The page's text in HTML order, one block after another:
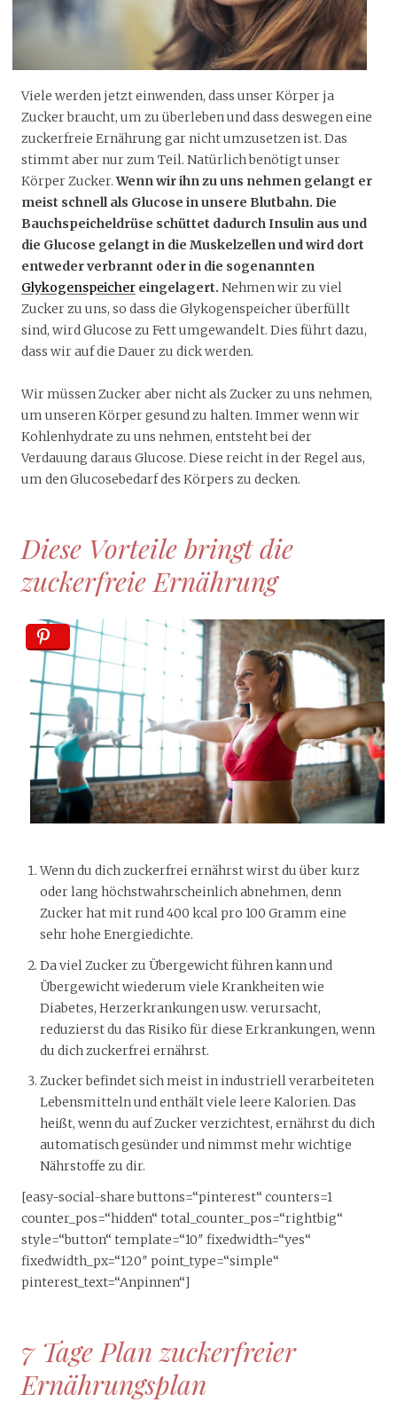
Viele werden jetzt einwenden, dass unser Körper ja
Zucker braucht, um zu überleben und dass deswegen eine
zuckerfreie Ernährung gar nicht umzusetzen ist. Das
stimmt aber nur zum Teil. Natürlich benötigt unser
Körper Zucker.Wenn wir ihn zu uns nehmen gelangt er
meist schnell als Glucose in unsere Blutbahn. Die
Bauchspeicheldrüse schüttet dadurch Insulin aus und
die Glucose gelangt in die Muskelzellen und wird dort
entweder verbrannt oder in die sogenannten
Glykogenspeicher eingelagert. Nehmen wir zu viel
Zucker zu uns, so dass die Glykogenspeicher überfüllt
sind, wird Glucose zu Fett umgewandelt. Dies führt dazu,
dass wir auf die Dauer zu dick werden.
Wir müssen Zucker aber nicht als Zucker zu uns nehmen,
um unseren Körper gesund zu halten. Immer wenn wir
Kohlenhydrate zu uns nehmen, entsteht bei der
Verdauung daraus Glucose. Diese reicht in der Regel aus,
um den Glucosebedarf des Körpers zu decken.
Diese Vorteile bringt die
zuckerfreie Ernährung
Wenn du dich zuckerfrei ernährst wirst du über kurz
oder lang höchstwahrscheinlich abnehmen, denn
Zucker hat mit rund 400 kcal pro 100 Gramm eine
sehr hohe Energiedichte.
Da viel Zucker zu Übergewicht führen kann und
Übergewicht wiederum viele Krankheiten wie
Diabetes, Herzerkrankungen usw. verursacht,
reduzierst du das Risiko für diese Erkrankungen, wenn
du dich zuckerfrei ernährst.
Zucker befindet sich meist in industriell verarbeiteten
Lebensmitteln und enthält viele leere Kalorien. Das
heißt, wenn du auf Zucker verzichtest, ernährst du dich
automatisch gesünder und nimmst mehr wichtige
Nährstoffe zu dir.
[easy-social-share buttons=“pinterest“ counters=1
counter_pos=“hidden“ total_counter_pos=“rightbig“
style=“button“ template=“10″ fixedwidth=“yes“
fixedwidth_px=“120″ point_type=“simple“
pinterest_text=“Anpinnen“]
7 Tage Plan zuckerfreier
Ernährungsplan